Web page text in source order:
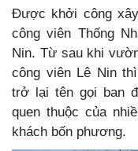
Được khởi công
công viên Thống
Nin. Từ sau khi
công viên Lê Nin
trở lại tên gọi ban
quen thuộc của
khách bốn phương.